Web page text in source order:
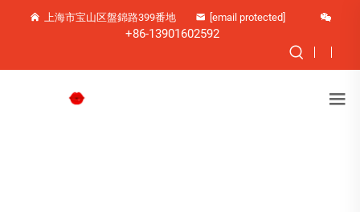
上海市宝山区盤錦路399番地 [email protected]
+86-13901602592